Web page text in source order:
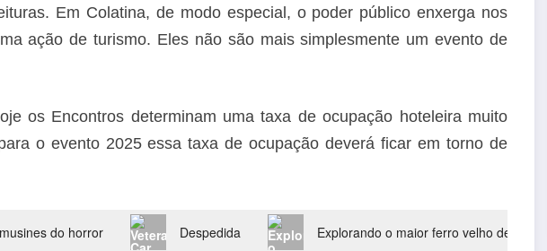
Em Colatina, de modo especial, o poder público enxerga nos
ação de turismo. Eles não são mais simplesmente um evento de
os Encontros determinam uma taxa de ocupação hoteleira muito
o evento 2025 essa taxa de ocupação deverá ficar em torno de
do horror Despedida Explorando o maior ferro velho de